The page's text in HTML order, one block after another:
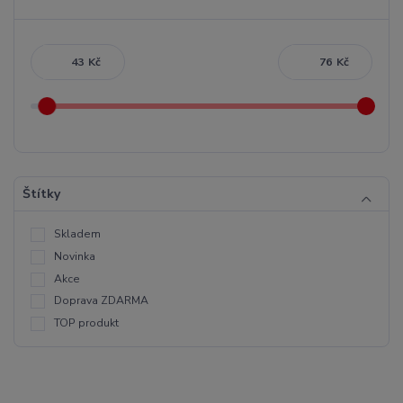
Kč Kč
Štítky
Skladem
Novinka
Akce
Doprava ZDARMA
TOP produkt